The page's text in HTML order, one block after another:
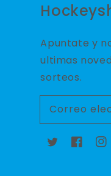
Apuntate y
ultimas
sorteos.
Correo
TwitterFacebook